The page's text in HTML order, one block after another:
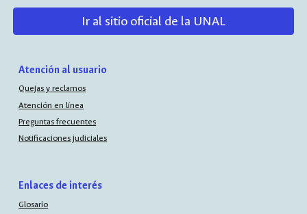
Ir al sitio oficial de la UNAL
Atención al usuario
Quejas y reclamos
Atención en línea
Preguntas frecuentes
Notificaciones judiciales
Enlaces de interés
Glosario